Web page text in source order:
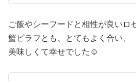
ご飯やシーフードと相性が良いロ
蟹ピラフとも、とてもよく合い、
美味しくて幸せでした☺️